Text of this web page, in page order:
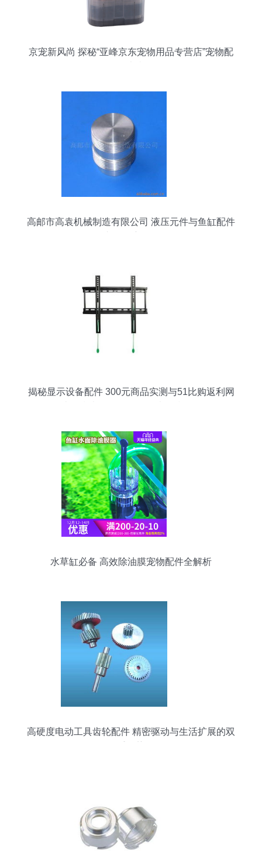
京宠新风尚 探秘“亚峰京东宠物用品专营店”宠物配
高邮市高袁机械制造有限公司 液压元件与鱼缸配件
揭秘显示设备配件 300元商品实测与51比购返利网
水草缸必备 高效除油膜宠物配件全解析
高硬度电动工具齿轮配件 精密驱动与生活扩展的双